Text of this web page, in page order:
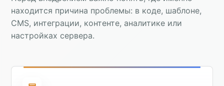
находится причина проблемы: в коде, шаблоне,
CMS, интеграции, контенте, аналитике или
настройках сервера.